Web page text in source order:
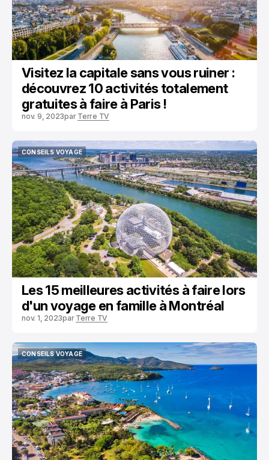
Visitez la capitale sans vous ruiner :
découvrez 10 activités totalement
gratuites à faire à Paris !
nov. 9, 2023par Terre TV
CONSEILS VOYAGE
CONSEILS VOYAGE
Les 15 meilleures activités à faire lors
d'un voyage en famille à Montréal
nov. 1, 2023par Terre TV
CONSEILS VOYAGE
CONSEILS VOYAGE